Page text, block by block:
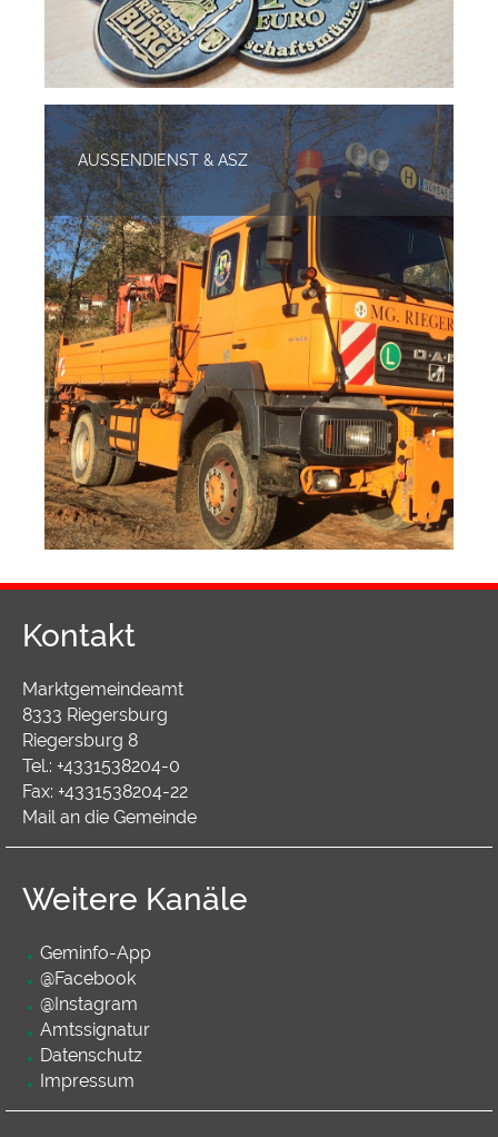
AUSSENDIENST & ASZ
Kontakt
Marktgemeindeamt
8333 Riegersburg
Riegersburg 8
Tel.: +4331538204-0
Fax: +4331538204-22
Mail an die Gemeinde
Weitere Kanäle
Geminfo-App
@Facebook
@Instagram
Amtssignatur
Datenschutz
Impressum